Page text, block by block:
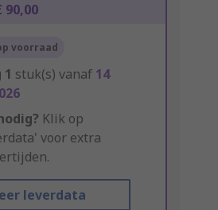
voorraad
1 stuk(s) vanaf 14
Klik op
voor extra
leverdata